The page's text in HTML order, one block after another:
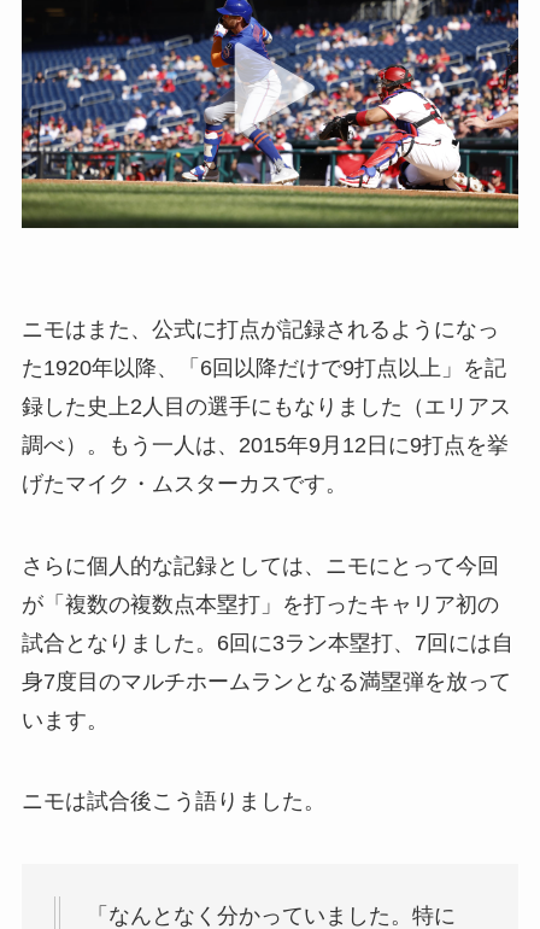
ニモはまた、公式に打点が記録されるようになっ
た1920年以降、「6回以降だけで9打点以上」を記
録した史上2人目の選手にもなりました（エリアス
調べ）。もう一人は、2015年9月12日に9打点を挙
げたマイク・ムスターカスです。
さらに個人的な記録としては、ニモにとって今回
が「複数の複数点本塁打」を打ったキャリア初の
試合となりました。6回に3ラン本塁打、7回には自
身7度目のマルチホームランとなる満塁弾を放って
います。
ニモは試合後こう語りました。
「なんとなく分かっていました。特に